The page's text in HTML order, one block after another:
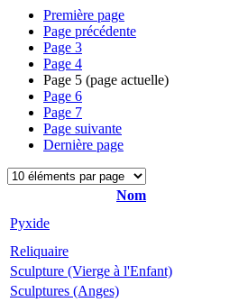
Première page
Page précédente
Page 3
Page 4
Page 5 (page actuelle)
Page 6
Page 7
Page suivante
Dernière page
Nom
Pyxide
Reliquaire
Sculpture (Vierge à l'Enfant)
Sculptures (Anges)